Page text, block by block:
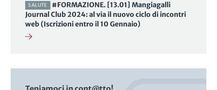
SALUTE
#FORMAZIONE. [13.01] Mangiagalli
Journal Club 2024: al via il nuovo ciclo di incontri
web (Iscrizioni entro il 10 Gennaio)